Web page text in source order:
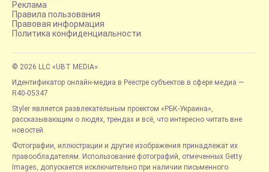
Реклама
Правила пользования
Правовая информация
Политика конфиденциальности
© 2026 LLC «UBT MEDIA»
Идентификатор онлайн-медиа в Реестре субъектов в сфере медиа —
R40-05347
Styler является развлекательным проектом «РБК-Украина»,
рассказывающим о людях, трендах и всё, что интересно читать вне
новостей.
Фотографии, иллюстрации и другие изображения принадлежат их
правообладателям. Использование фотографий, отмеченных Getty
Images, допускается исключительно при наличии письменного